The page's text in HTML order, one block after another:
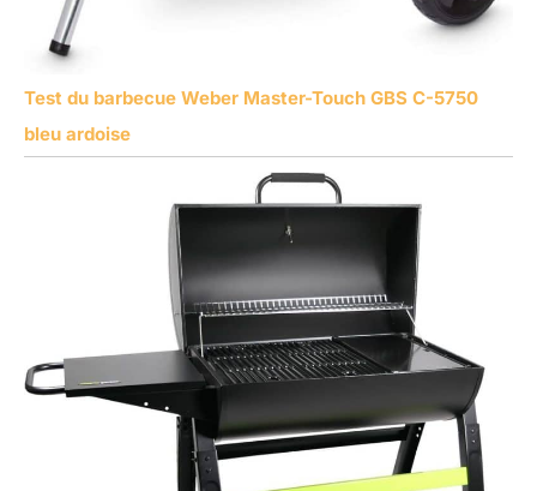
Test du barbecue Weber Master-Touch GBS C-5750
bleu ardoise